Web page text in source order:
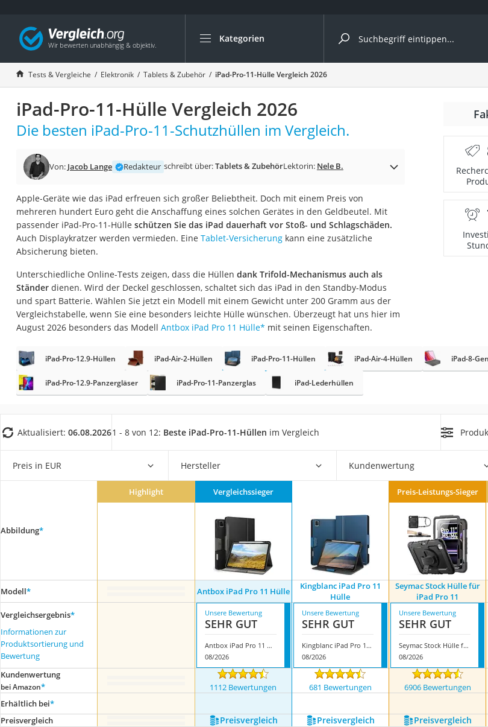
Kategorien
Die beliebtesten Vergleiche nach Kategorie
Elektronik
Powerstation
Monitor 32 Zoll 4K
Fernseher
Desktop-PC
Diascanner
Laser-Multifunktionsdrucker
Powerline-Adapter
Gaming-PC
Soundbar
17-Zoll-Laptop
Gaming-Headset
Schnurloses Telefon
Tablets unter 200 Euro
Lichtwecker
Service
Tests & Vergleiche Elektronik Tablets & Zubehör iPad-Pro-11-Hülle Vergleich 2026
iPad-Pro-11-Hülle Vergleich 2026
Die besten iPad-Pro-11-Schutzhüllen im Vergleich.
Von: Jacob Lange Redakteur schreibt über:Tablets & ZubehörLektorin: Nele B.
Apple-Geräte wie das iPad erfreuen sich großer Beliebtheit. Doch mit einem Preis von
mehreren hundert Euro geht die Anschaffung eines solchen Gerätes in den Geldbeutel. Mit
passender iPad-Pro-11-Hülle schützen Sie das iPad dauerhaft vor Stoß- und Schlagschäden.
Auch Displaykratzer werden vermieden. Eine Tablet-Versicherungkann eine zusätzliche
Absicherung bieten.
Unterschiedliche Online-Tests zeigen, dass die Hüllen dank Trifold-Mechanismus auch als
Ständerdienen. Wird der Deckel geschlossen, schaltet sich das iPad in den Standby-Modus
und spart Batterie. Wählen Sie jetzt ein Modell mit einem Gewicht unter 200 Gramm aus der
Vergleichstabelle, wenn Sie eine besonders leichte Hülle wünschen. Überzeugt hat uns hier im
August 2026 besonders das Modell Antbox iPad Pro 11 Hülle* mit seinen Eigenschaften.
iPad-Pro-12.9-Hüllen iPad-Air-2-Hüllen iPad-Pro-11-Hüllen iPad-Air-4-Hüllen iPad-8-
iPad-Pro-12.9-Panzergläser iPad-Pro-11-Panzerglas iPad-Lederhüllen
Aktualisiert: 06.08.20261 - 8 von 12: Beste iPad-Pro-11-Hüllen im Vergleich
Preis in EUR Hersteller Kundenwertung
Abbildung*
Highlight Vergleichssieger Preis-Leistungs-Sieger
Modell* Antbox iPad Pro 11 Hülle
Kingblanc iPad Pro 11
Hülle
Seymac Stock Hülle für
iPad Pro 11
Vergleichsergebnis*
Informationen zur
Produktsortierung und
Bewertung
Unsere Bewertung
SEHR GUT
Antbox iPad Pro 11 Hülle
08/2026
Unsere Bewertung
SEHR GUT
Kingblanc iPad Pro 11 Hülle
08/2026
Unsere Bewertung
SEHR GUT
Seymac Stock Hülle für iPad Pro 11
08/2026
Kundenwertung
bei Amazon* 1112 Bewertungen 681 Bewertungen 6906 Bewertungen
Erhältlich bei*
Preis­vergleich
Preis­vergleich Preis­vergleich Preis­vergleich